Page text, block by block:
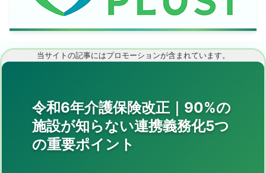
当サイトの記事にはプロモーションが含まれています。
令和6年介護保険改正｜90%の
施設が知らない連携義務化5つ
の重要ポイント